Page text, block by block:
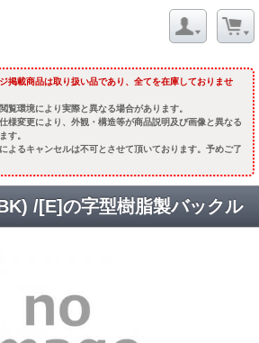
掲載商品は取り扱い品であり、全てを在庫しておりませ
覧環境により実際と異なる場合があります。
様変更により、外観・構造等が商品説明及び画像と異なる
す。
よるキャンセルは不可とさせて頂いております。予めご了
/[E]の字型樹脂製バックル